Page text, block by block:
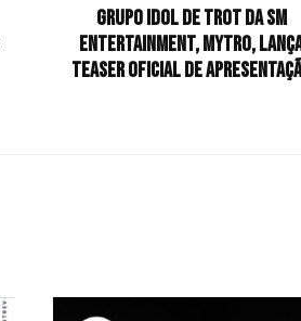
Grupo idol de trot da SM
Entertainment, MYTRO,
teaser oficial de